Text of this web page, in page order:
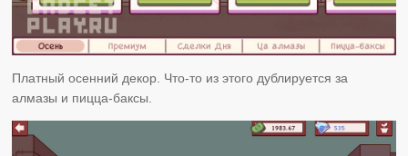
Платный осенний декор. Что-то из этого дублируется за
алмазы и пицца-баксы.